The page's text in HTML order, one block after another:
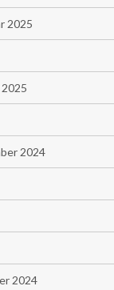
2025
2024
2024